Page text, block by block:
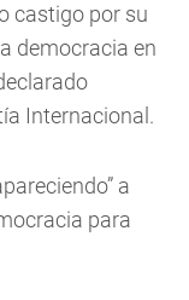
castigo por su
democracia en
Internacional.
a
para